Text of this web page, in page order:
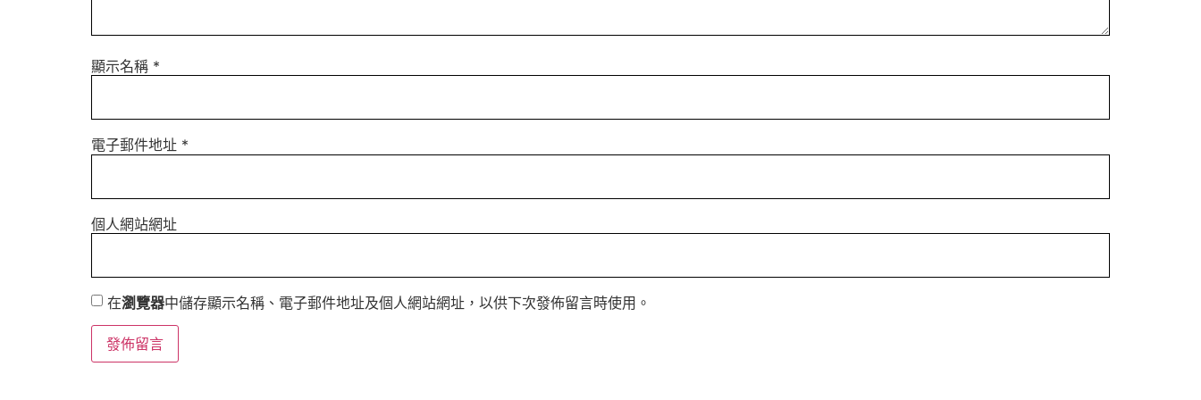
顯示名稱 *
電子郵件地址 *
個人網站網址
在瀏覽器中儲存顯示名稱、電子郵件地址及個人網站網址，以供下次發佈留言時使用。